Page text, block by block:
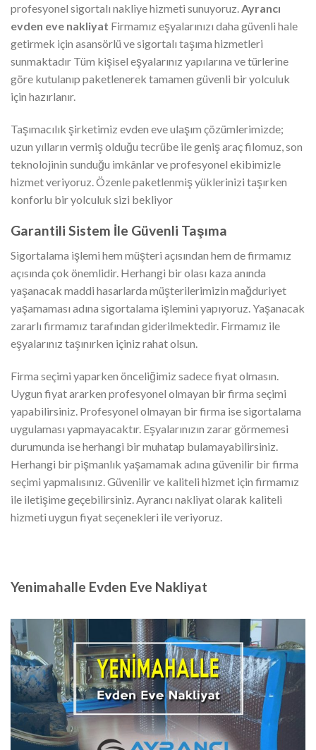
profesyonel sigortalı nakliye hizmeti sunuyoruz.Ayrancı
evden eve nakliyat Firmamız eşyalarınızı daha güvenli hale
getirmek için asansörlü ve sigortalı taşıma hizmetleri
sunmaktadır Tüm kişisel eşyalarınız yapılarına ve türlerine
göre kutulanıp paketlenerek tamamen güvenli bir yolculuk
için hazırlanır.
Taşımacılık şirketimiz evden eve ulaşım çözümlerimizde;
uzun yılların vermiş olduğu tecrübe ile geniş araç filomuz, son
teknolojinin sunduğu imkânlar ve profesyonel ekibimizle
hizmet veriyoruz. Özenle paketlenmiş yüklerinizi taşırken
konforlu bir yolculuk sizi bekliyor
Garantili Sistem İle Güvenli Taşıma
Sigortalama işlemi hem müşteri açısından hem de firmamız
açısında çok önemlidir. Herhangi bir olası kaza anında
yaşanacak maddi hasarlarda müşterilerimizin mağduriyet
yaşamaması adına sigortalama işlemini yapıyoruz. Yaşanacak
zararlı firmamız tarafından giderilmektedir. Firmamız ile
eşyalarınız taşınırken içiniz rahat olsun.
Firma seçimi yaparken önceliğimiz sadece fiyat olmasın.
Uygun fiyat ararken profesyonel olmayan bir firma seçimi
yapabilirsiniz. Profesyonel olmayan bir firma ise sigortalama
uygulaması yapmayacaktır. Eşyalarınızın zarar görmemesi
durumunda ise herhangi bir muhatap bulamayabilirsiniz.
Herhangi bir pişmanlık yaşamamak adına güvenilir bir firma
seçimi yapmalısınız. Güvenilir ve kaliteli hizmet için firmamız
ile iletişime geçebilirsiniz. Ayrancı nakliyat olarak kaliteli
hizmeti uygun fiyat seçenekleri ile veriyoruz.
Yenimahalle Evden Eve Nakliyat